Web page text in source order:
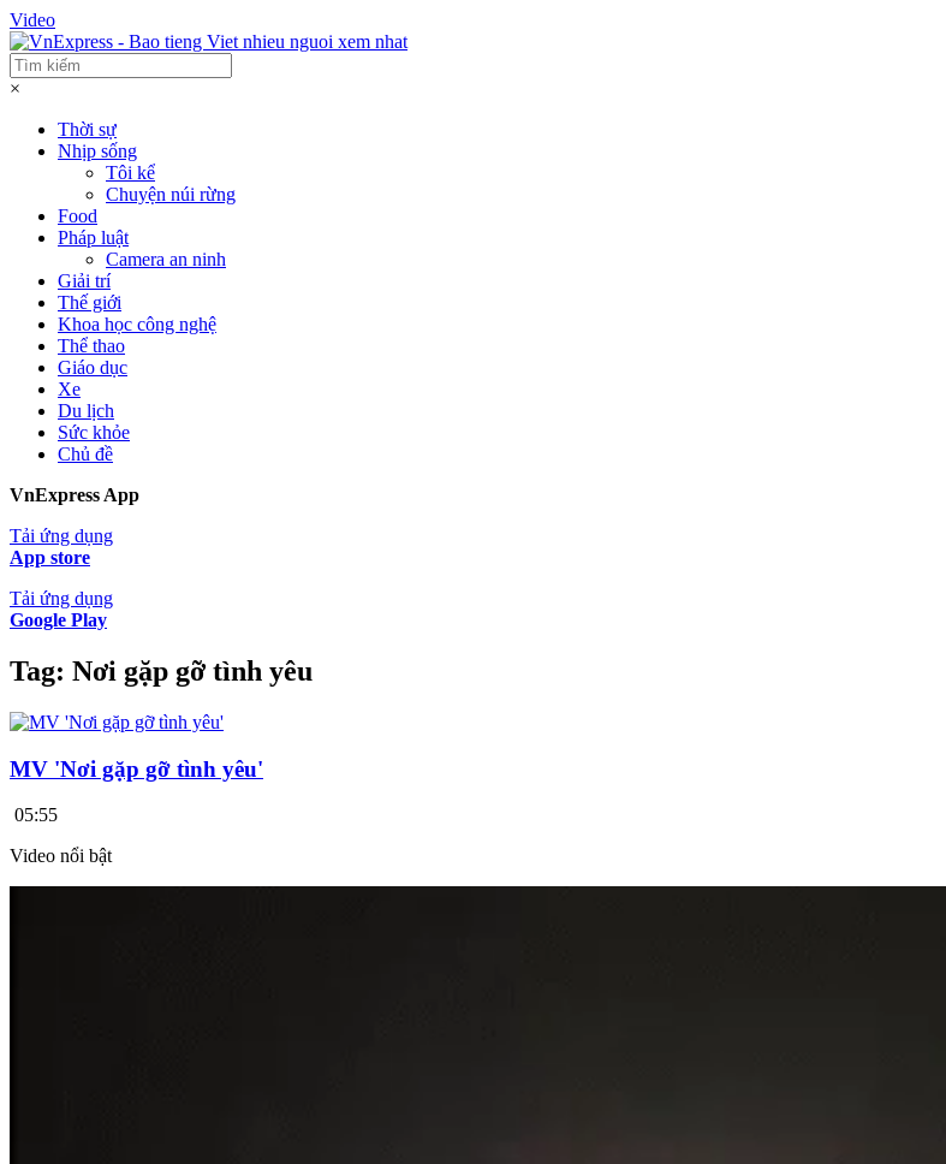
Video
×
Thời sự
Nhịp sống
Tôi kể
Chuyện núi rừng
Food
Pháp luật
Camera an ninh
Giải trí
Thế giới
Khoa học công nghệ
Thể thao
Giáo dục
Xe
Du lịch
Sức khỏe
Chủ đề
VnExpress App
Tải ứng dụng
App store
Tải ứng dụng
Google Play
Tag: Nơi gặp gỡ tình yêu
MV 'Nơi gặp gỡ tình yêu'
05:55
Video nổi bật